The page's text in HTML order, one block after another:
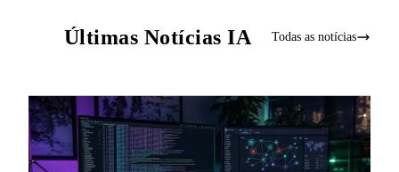
Últimas Notícias IA Todas as notícias